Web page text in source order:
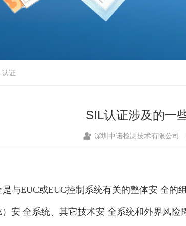
认证
SIL认证涉及的一
深圳中诺检测技术有限公司
与EUC或EUC控制系统有关的整体安 全的
安 全系统、其它技术安 全系统和外界风险